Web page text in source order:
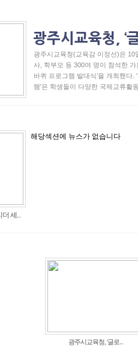
광주시교육청(교육감 이정선)은
사, 학부모 등 300여 명이 참석한
바퀴 프로그램 발대식’을 개최했다
램'은 학생들이 다양한 국제교류활
세...
해당섹션에 뉴스가 없습니다
광주시교육청, ‘글로...